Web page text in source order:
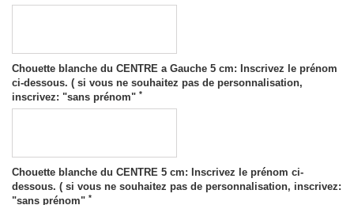
Chouette blanche du CENTRE a Gauche 5 cm: Inscrivez le prénom
ci-dessous. ( si vous ne souhaitez pas de personnalisation,
inscrivez: "sans prénom" *
Chouette blanche du CENTRE 5 cm: Inscrivez le prénom ci-
dessous. ( si vous ne souhaitez pas de personnalisation, inscrivez:
"sans prénom" *